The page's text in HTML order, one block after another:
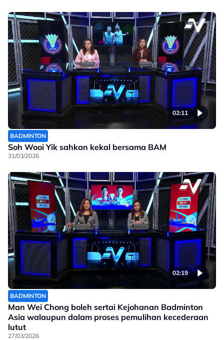
02:11
BADMINTON
Soh Wooi Yik sahkan kekal bersama BAM
31/03/2026
02:19
BADMINTON
Man Wei Chong boleh sertai Kejohanan Badminton
Asia walaupun dalam proses pemulihan kecederaan
lutut
27/03/2026